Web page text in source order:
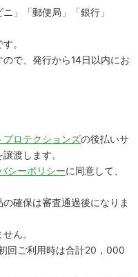
」「郵便局」「銀行」
。
で、発行から14日以内にお
プロテクションズの後払いサ
渡します。
シーポリシーに同意して、
確保は審査通過後になりま
ん。
回ご利用時は合計20，000